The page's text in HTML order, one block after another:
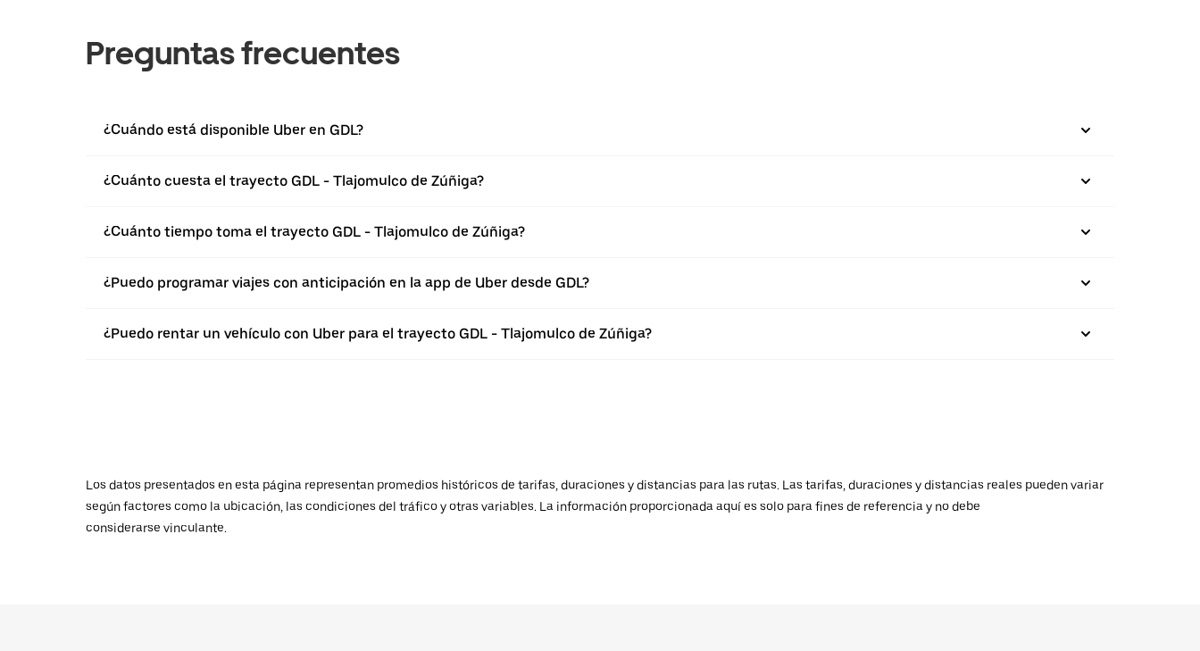
Preguntas frecuentes
¿Cuándo está disponible Uber en GDL?
¿Cuánto cuesta el trayecto GDL - Tlajomulco de Zúñiga?
¿Cuánto tiempo toma el trayecto GDL - Tlajomulco de Zúñiga?
¿Puedo programar viajes con anticipación en la app de Uber desde GDL?
¿Puedo rentar un vehículo con Uber para el trayecto GDL - Tlajomulco de Zúñiga?
Los datos presentados en esta página representan promedios históricos de tarifas, duraciones y distancias para las rutas. Las tarifas, duraciones y distancias reales pueden variar
según factores como la ubicación, las condiciones del tráfico y otras variables. La información proporcionada aquí es solo para fines de referencia y no debe
considerarse vinculante.